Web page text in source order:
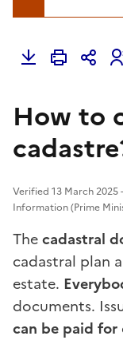
How to
Verified 13 March
Information (Prime
Thecadastral
cadastral plan
estate.
documents.
can be paid for